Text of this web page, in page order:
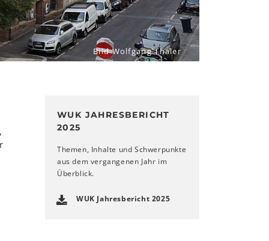
Bild Wolfgang Thaler
WUK JAHRESBERICHT
2025
Themen, Inhalte und Schwerpunkte
aus dem vergangenen Jahr im
Überblick.
WUK Jahresbericht 2025